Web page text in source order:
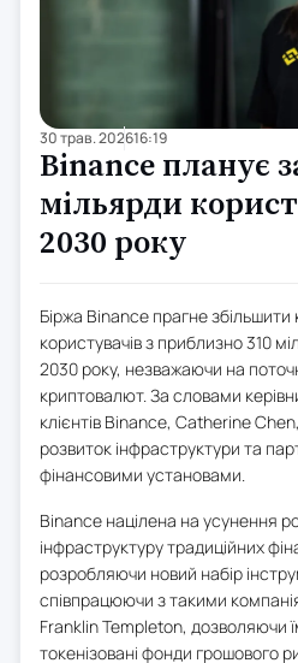
30 трав. 202616:19
Binance планує
мільярди
2030 року
Біржа Binance прагне збільшити
користувачів з приблизно 310
2030 року, незважаючи на
криптовалют. За словами
клієнтів Binance, Catherine
розвиток інфраструктури та
фінансовими установами.
Binance націлена на усунення
інфраструктуру традиційних
розробляючи новий набір
співпрацюючи з такими
Franklin Templeton, дозволяючи
токенізовані фонди грошового